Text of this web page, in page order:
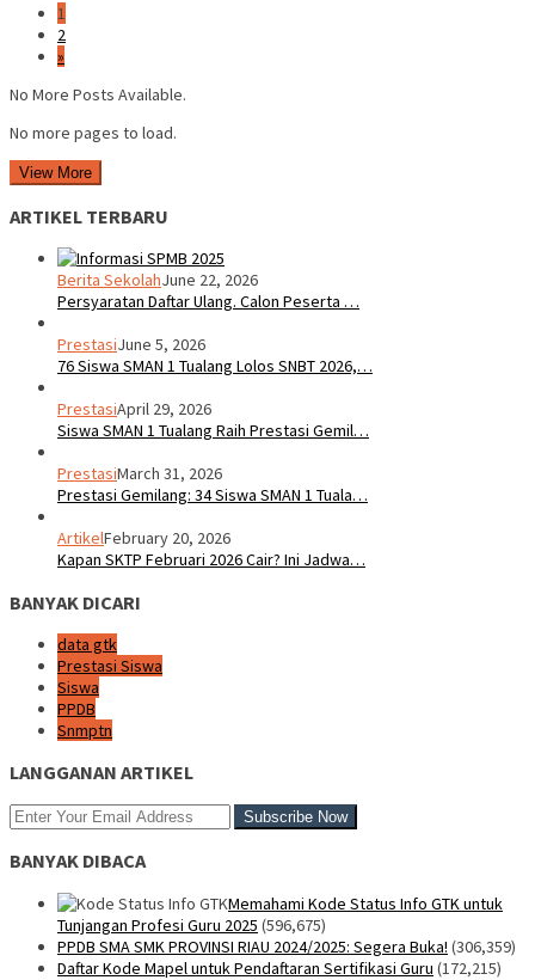
1
2
»
No More Posts Available.
No more pages to load.
View More
ARTIKEL TERBARU
Berita SekolahJune 22, 2026
Persyaratan Daftar Ulang. Calon Peserta …
PrestasiJune 5, 2026
76 Siswa SMAN 1 Tualang Lolos SNBT 2026,…
PrestasiApril 29, 2026
Siswa SMAN 1 Tualang Raih Prestasi Gemil…
PrestasiMarch 31, 2026
Prestasi Gemilang: 34 Siswa SMAN 1 Tuala…
ArtikelFebruary 20, 2026
Kapan SKTP Februari 2026 Cair? Ini Jadwa…
BANYAK DICARI
data gtk
Prestasi Siswa
Siswa
PPDB
Snmptn
LANGGANAN ARTIKEL
BANYAK DIBACA
Memahami Kode Status Info GTK untuk
Tunjangan Profesi Guru 2025 (596,675)
PPDB SMA SMK PROVINSI RIAU 2024/2025: Segera Buka! (306,359)
Daftar Kode Mapel untuk Pendaftaran Sertifikasi Guru (172,215)